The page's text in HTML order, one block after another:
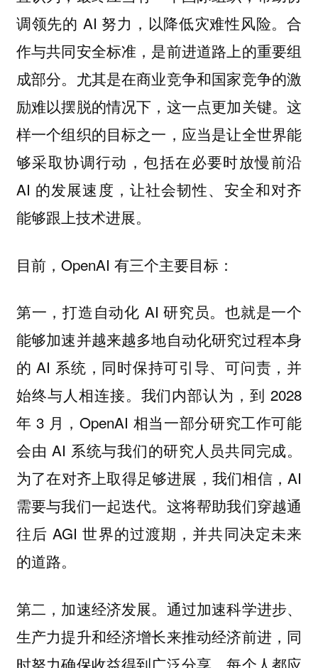
调领先的 AI 努力，以降低灾难性风险。合
作与共同安全标准，是前进道路上的重要组
成部分。尤其是在商业竞争和国家竞争的激
励难以摆脱的情况下，这一点更加关键。这
样一个组织的目标之一，应当是让全世界能
够采取协调行动，包括在必要时放慢前沿
AI 的发展速度，让社会韧性、安全和对齐
能够跟上技术进展。
目前，OpenAI 有三个主要目标：
第一，打造自动化 AI 研究员。也就是一个
能够加速并越来越多地自动化研究过程本身
的 AI 系统，同时保持可引导、可问责，并
始终与人相连接。我们内部认为，到 2028
年 3 月，OpenAI 相当一部分研究工作可能
会由 AI 系统与我们的研究人员共同完成。
为了在对齐上取得足够进展，我们相信，AI
需要与我们一起迭代。这将帮助我们穿越通
往后 AGI 世界的过渡期，并共同决定未来
的道路。
第二，加速经济发展。通过加速科学进步、
生产力提升和经济增长来推动经济前进，同
时努力确保收益得到广泛分享。每个人都应